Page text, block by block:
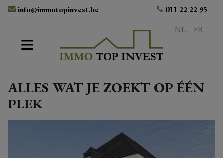
info@immotopinvest.be
011 22 22 95
NL
FR
ALLES WAT JE ZOEKT OP ÉÉN
PLEK